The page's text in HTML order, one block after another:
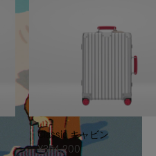
Classic キャビン
¥354,200